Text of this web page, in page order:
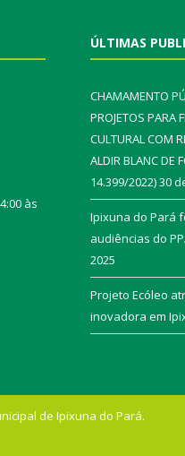
às
ÚLTIMAS
CHAMAMENTO
PROJETOS PARA
CULTURAL COM
ALDIR BLANC DE
14.399/2022)30
Ipixuna do Pará
audiências do
2025
Projeto Ecóleo
inovadora em
de Ipixuna do Pará.